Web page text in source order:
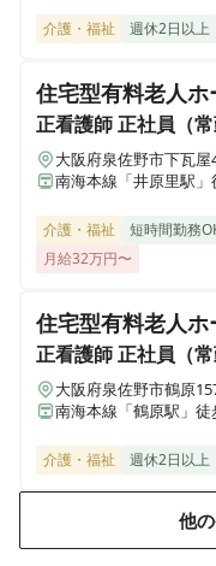
ヒューマンライフケア
ヒューマンライフケア
神奈川県川崎市高津区宇奈根
ヒューマンライフケア
神奈川県川崎市宮前区水沢3
ヒューマンライフケア
神奈川県川崎市麻生区千代ヶ
ヒューマンライフケア麻
神奈川県川崎市麻生区千代ヶ
ヒューマンライフケア
大阪府泉佐野市日根野7157
介護・福祉 週休2日以上
住宅型有料老人
正看護師正社員（常
大阪府泉佐野市下瓦屋
南海本線「井原里駅」
介護・福祉 短時間勤務
月給32万円〜
住宅型有料老人ホ
正看護師正社員（常
大阪府泉佐野市鶴原
南海本線「鶴原駅」徒
介護・福祉 週休2日以上
他